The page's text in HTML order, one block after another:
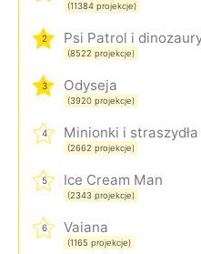
(11384 projekcje)
2 Psi Patrol i
(8522 projekcje)
3 Odyseja
(3920 projekcje)
4 Minionki i straszydła
(2662 projekcje)
5 Ice Cream Man
(2343 projekcje)
6 Vaiana
(1165 projekcje)